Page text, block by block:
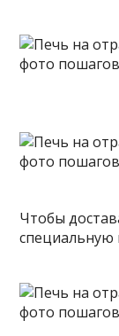
Чтобы
специальную